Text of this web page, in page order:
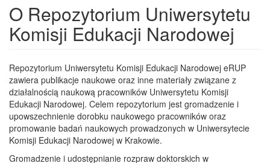
O Repozytorium Uniwersytetu
Komisji Edukacji Narodowej
Repozytorium Uniwersytetu Komisji Edukacji Narodowej eRUP
zawiera publikacje naukowe oraz inne materiały związane z
działalnością naukową pracowników Uniwersytetu Komisji
Edukacji Narodowej. Celem repozytorium jest gromadzenie i
upowszechnienie dorobku naukowego pracowników oraz
promowanie badań naukowych prowadzonych w Uniwersytecie
Komisji Edukacji Narodowej w Krakowie.
Gromadzenie i udostępnianie rozpraw doktorskich w